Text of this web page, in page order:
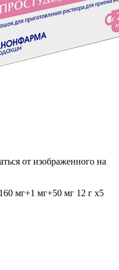
от изображенного на
мг+1 мг+50 мг 12 г x5